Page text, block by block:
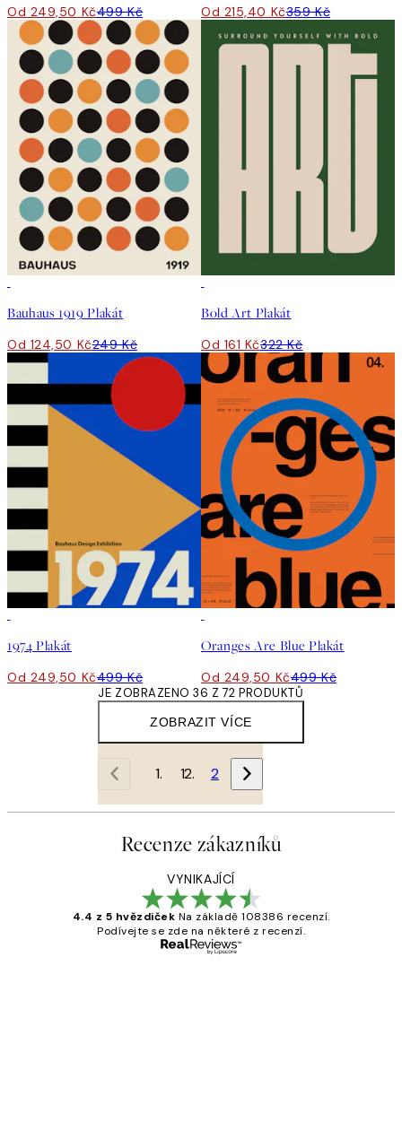
Od 249,50 Kč499 Kč Od 215,40 Kč359 Kč
Bauhaus 1919 Plakát
Od 124,50 Kč249 Kč
Bold Art Plakát
Od 161 Kč322 Kč
1974 Plakát
Od 249,50 Kč499 Kč
Oranges Are Blue Plakát
Od 249,50 Kč499 Kč
ZOBRAZIT VÍCE
JE ZOBRAZENO 36 Z 72 PRODUKTŮ
1 2
Recenze zákazníků
VYNIKAJÍCÍ
4.4 z 5 hvězdiček Na základě 108386 recenzí.
Podívejte se zde na některé z recenzí.